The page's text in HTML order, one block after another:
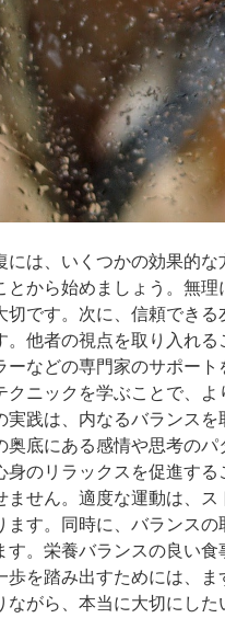
には、いくつかの効果的
とから始めましょう。無
切です。次に、信頼でき
。他者の視点を取り入れ
ーなどの専門家のサポー
クニックを学ぶことで、
実践は、内なるバランス
奥底にある感情や思考の
身のリラックスを促進す
ません。適度な運動は、
ます。同時に、バランス
す。栄養バランスの良い食
歩を踏み出すためには、
ながら、本当に大切にし